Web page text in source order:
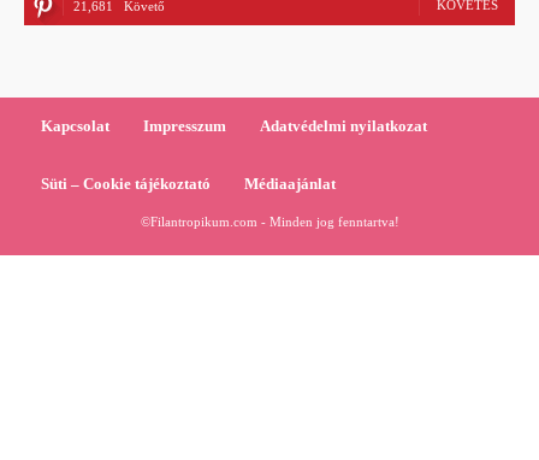
21,681 Követő KÖVETÉS
Kapcsolat Impresszum Adatvédelmi nyilatkozat
Süti – Cookie tájékoztató Médiaajánlat
©Filantropikum.com - Minden jog fenntartva!